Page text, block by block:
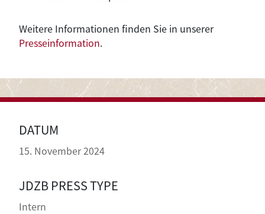
DATUM
15. November 2024
JDZB PRESS TYPE
Intern
Weitere Informationen finden Sie in unserer
Presseinformation.